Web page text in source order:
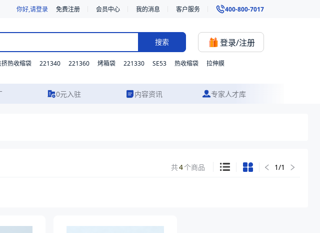
你好,请登录 免费注册 会员中心 我的消息 客户服务 400-800-7017
搜索 登录/注册
热收缩袋 221340 221360 烤箱袋 221330 SE53 热收缩袋 拉伸膜
0元入驻 内容资讯 专家人才库
共4个商品 1/1